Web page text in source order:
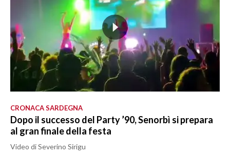
CRONACA SARDEGNA
Dopo il successo del Party ’90, Senorbì si prepara
al gran finale della festa
Video di Severino Sirigu